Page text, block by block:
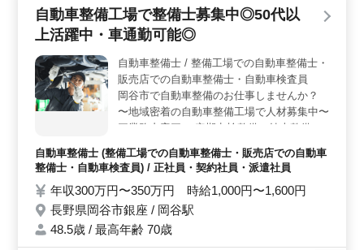
いうのもこの求人の魅力の一つです。自分の仕事をきち
んとこなしながら、仕事とプライベートのバランスを取
く働き続けたい方に適した職場です。 ＜多彩な業務
内容＞ 自社所有の大型バスから自家用車まで、幅広い
車両の整備に携わることができます。定期点検整備から
納車整備、さらにトラブルシューティング時の対応ま
で、整備業務全般に携わることができます。幅広い経験
自動車整備工場で整備士募集中◎50代以
上活躍中・車通勤可能◎
自動車整備士 / 整備工場での自動車整備士・
販売店での自動車整備士・自動車検査員
岡谷市で自動車整備のお仕事しませんか？
〜地域密着の自動車整備工場で人材募集中〜
▽業務内容▽ ・定期点検整備、納車整備、
トラブルシューティング時の整備業務全般
・お客さんの見積もり対応 ・フロント業務
一部あり ・カーナビ・ETCの設置 など ▽備
考▽ ・社会保険完備 ・交通費支給 ・長期勤
務可能 ・車通勤可能 ＊こんな人材が欲しい
自動車整備士 (整備工場での自動車整備士・販売店での自動車
整備士・自動車検査員) / 正社員・契約社員・派遣社員
年収300万円〜350万円 時給1,000円〜1,600円
長野県岡谷市銀座 / 岡谷駅
48.5歳 / 最高年齢 70歳